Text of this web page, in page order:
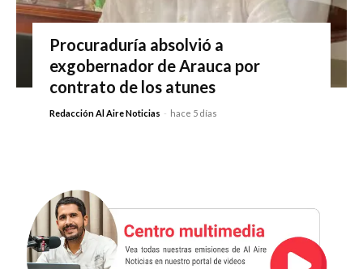
Procuraduría absolvió a
exgobernador de Arauca por
contrato de los atunes
Redacción Al Aire Noticias - hace 5 días